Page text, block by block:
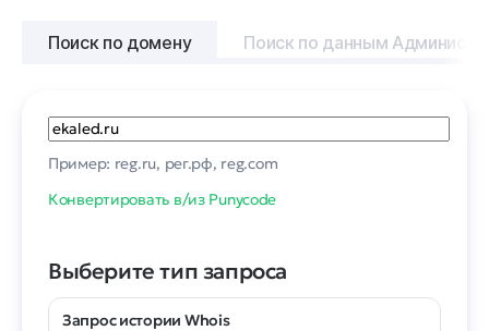
Поиск по домену Поиск по данным
Пример: reg.ru, рег.рф, reg.com
Конвертировать в/из Punycode
Выберите тип запроса
Запрос истории Whois